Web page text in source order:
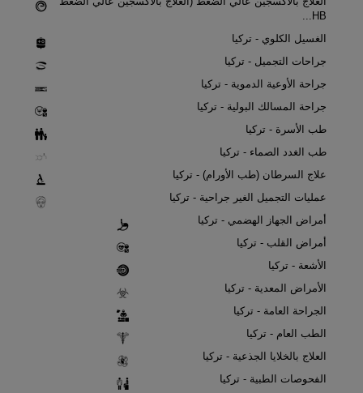
HB...
الغسيل الكلوي - تركيا
جراحات التجميل - تركيا
جراحة الأوعية الدموية - تركيا
جراحة المسالك البولية - تركيا
طب الأسرة - تركيا
طب الغدد الصماء - تركيا
علاج السرطان (طب الأورام) - تركيا
عمليات التجميل الغير جراحية - تركيا
أمراض الجهاز الهضمي - تركيا
أمراض القلب - تركيا
الأشعة - تركيا
الأمراض المعدية - تركيا
الجراحة العامة - تركيا
الطب العام - تركيا
العلاج بالخلايا الجذعية - تركيا
الفحوصات الطبية - تركيا